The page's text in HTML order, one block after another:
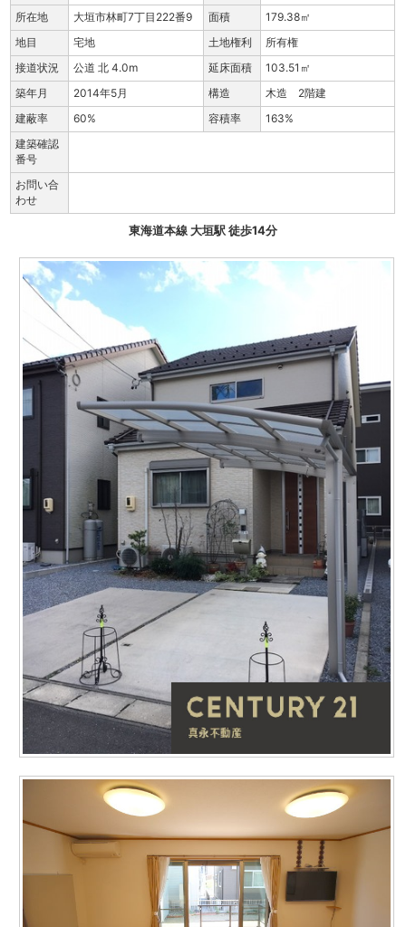
所在地 大垣市林町7丁目222番9 面積
179.38㎡
地目
宅地 土地権利
所有権
接道状況
公道 北 4.0m 延床面積
103.51㎡
築年月
2014年5月 構造
木造 2階建
建蔽率
60% 容積率
163%
建築確認
番号
お問い合
わせ
東海道本線 大垣駅 徒歩14分